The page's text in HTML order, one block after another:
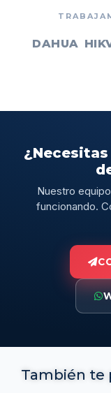
DAHUA
Nuestro
funcionando.
También te